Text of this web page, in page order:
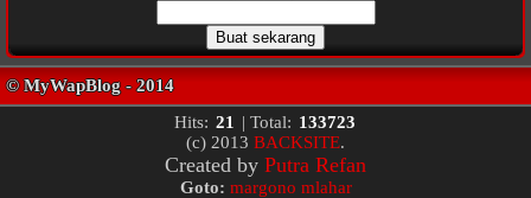
Hits: 21 | Total: 133723
(c) 2013 BACKSITE.
Created by Putra Refan
Goto: margono mlahar